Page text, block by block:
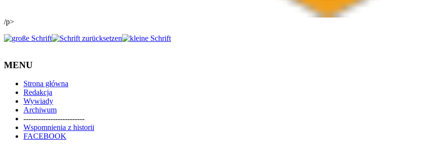
/p>
MENU
Strona główna
Redakcja
Wywiady
Archiwum
-------------------------
Wspomnienia z historii
FACEBOOK